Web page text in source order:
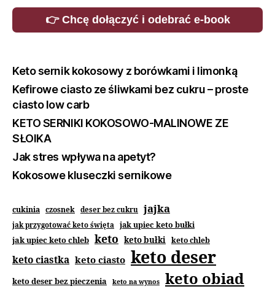
👉 Chcę dołączyć i odebrać e-book
Keto sernik kokosowy z borówkami i limonką
Kefirowe ciasto ze śliwkami bez cukru – proste
ciasto low carb
KETO SERNIKI KOKOSOWO-MALINOWE ZE
SŁOIKA
Jak stres wpływa na apetyt?
Kokosowe kluseczki sernikowe
cukinia czosnek deser bez cukru jajka
jak przygotować keto święta jak upiec keto bułki
jak upiec keto chleb keto keto bułki keto chleb
keto ciastka keto ciasto keto deser
keto deser bez pieczenia keto na wynos keto obiad